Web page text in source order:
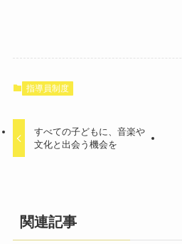
指導員制度
すべての子どもに、音楽や
文化と出会う機会を
関連記事